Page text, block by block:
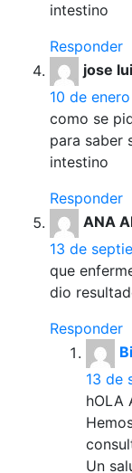
intestino
Responder
jose
10 de
como se
para saber
intestino
Responder
ANA
13 de
que
dio
Responder
13 de
hOLA
Un